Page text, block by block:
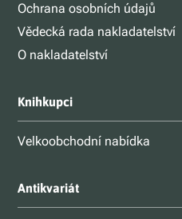
Ochrana osobních údajů
Vědecká rada nakladatelství
O nakladatelství
Knihkupci
Velkoobchodní nabídka
Antikvariát